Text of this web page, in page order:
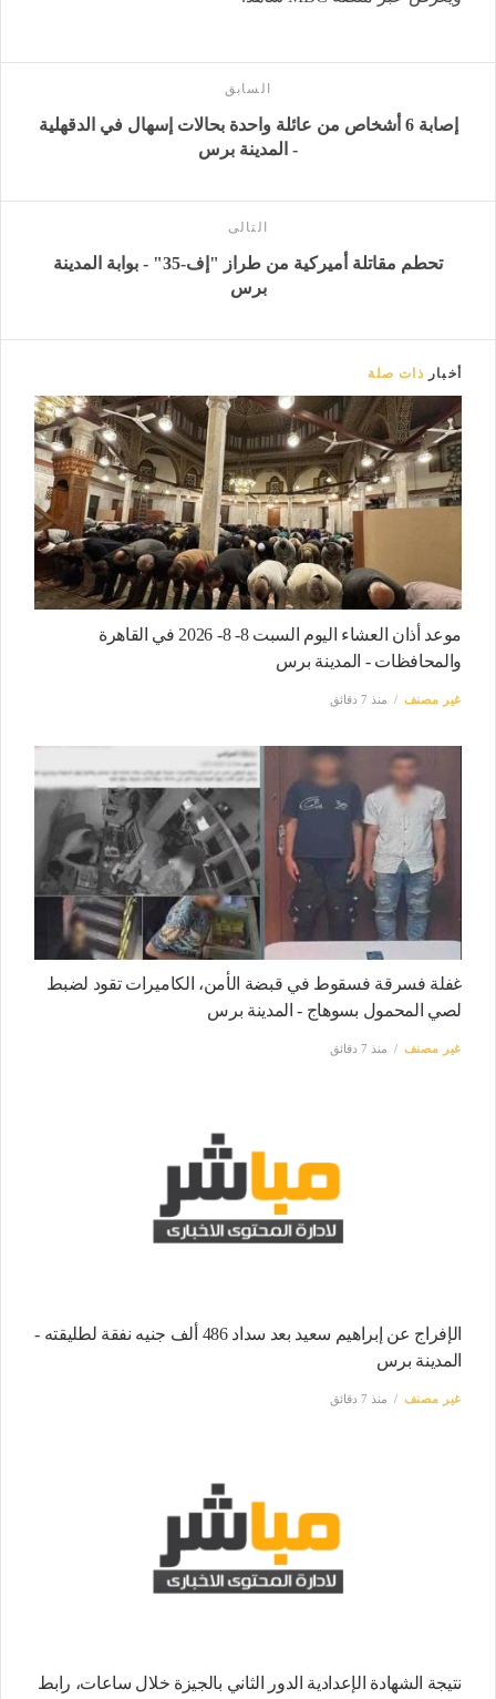
السابق
إصابة 6 أشخاص من عائلة واحدة بحالات إسهال في الدقهلية
- المدينة برس
التالى
تحطم مقاتلة أميركية من طراز "إف-35" - بوابة المدينة
برس
أخبار ذات صلة
موعد أذان العشاء اليوم السبت 8- 8- 2026 في القاهرة
والمحافظات - المدينة برس
غير مصنف منذ 7 دقائق
غفلة فسرقة فسقوط في قبضة الأمن، الكاميرات تقود لضبط
لصي المحمول بسوهاج - المدينة برس
غير مصنف منذ 7 دقائق
الإفراج عن إبراهيم سعيد بعد سداد 486 ألف جنيه نفقة لطليقته -
المدينة برس
غير مصنف منذ 7 دقائق
نتيجة الشهادة الإعدادية الدور الثاني بالجيزة خلال ساعات، رابط